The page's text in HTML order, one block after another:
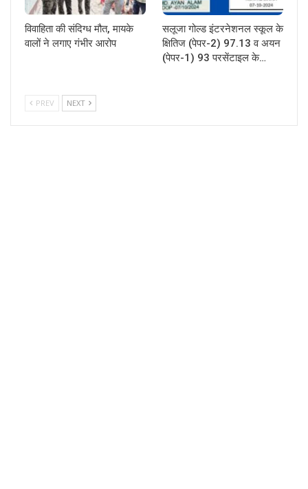
विवाहिता की संदिग्ध मौत, मायके
वालों ने लगाए गंभीर आरोप
सलूजा गोल्ड इंटरनेशनल स्कूल के
क्षितिज (पेपर-2) 97.13 व अयन
(पेपर-1) 93 परसेंटाइल के…
PREV NEXT